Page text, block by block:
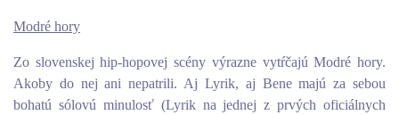
Modré hory
Zo slovenskej hip-hopovej scény výrazne vytŕčajú Modré hory.
Akoby do nej ani nepatrili. Aj Lyrik, aj Bene majú za sebou
bohatú sólovú minulosť (Lyrik na jednej z prvých oficiálnych